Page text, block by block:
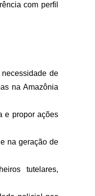
com perfil
de
na Amazônia
e propor ações
na geração de
tutelares,